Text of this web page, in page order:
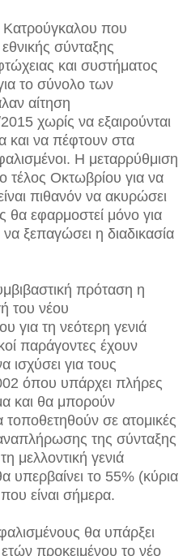
που
σύνταξης
και συστήματος
το σύνολο των
αίτηση
χωρίς να εξαιρούνται
και να πέφτουν στα
Η μεταρρύθμιση
τέλος Οκτωβρίου για να
πιθανόν να ακυρώσει
θα εφαρμοστεί μόνο για
ξεπαγώσει η διαδικασία
πρόταση η
του νέου
για τη νεότερη γενιά
παράγοντες έχουν
ισχύσει για τους
όπου υπάρχει πλήρες
και θα μπορούν
τοποθετηθούν σε ατομικές
της σύνταξης
μελλοντική γενιά
υπερβαίνει το 55% (κύρια
είναι σήμερα.
θα υπάρξει
προκειμένου το νέο